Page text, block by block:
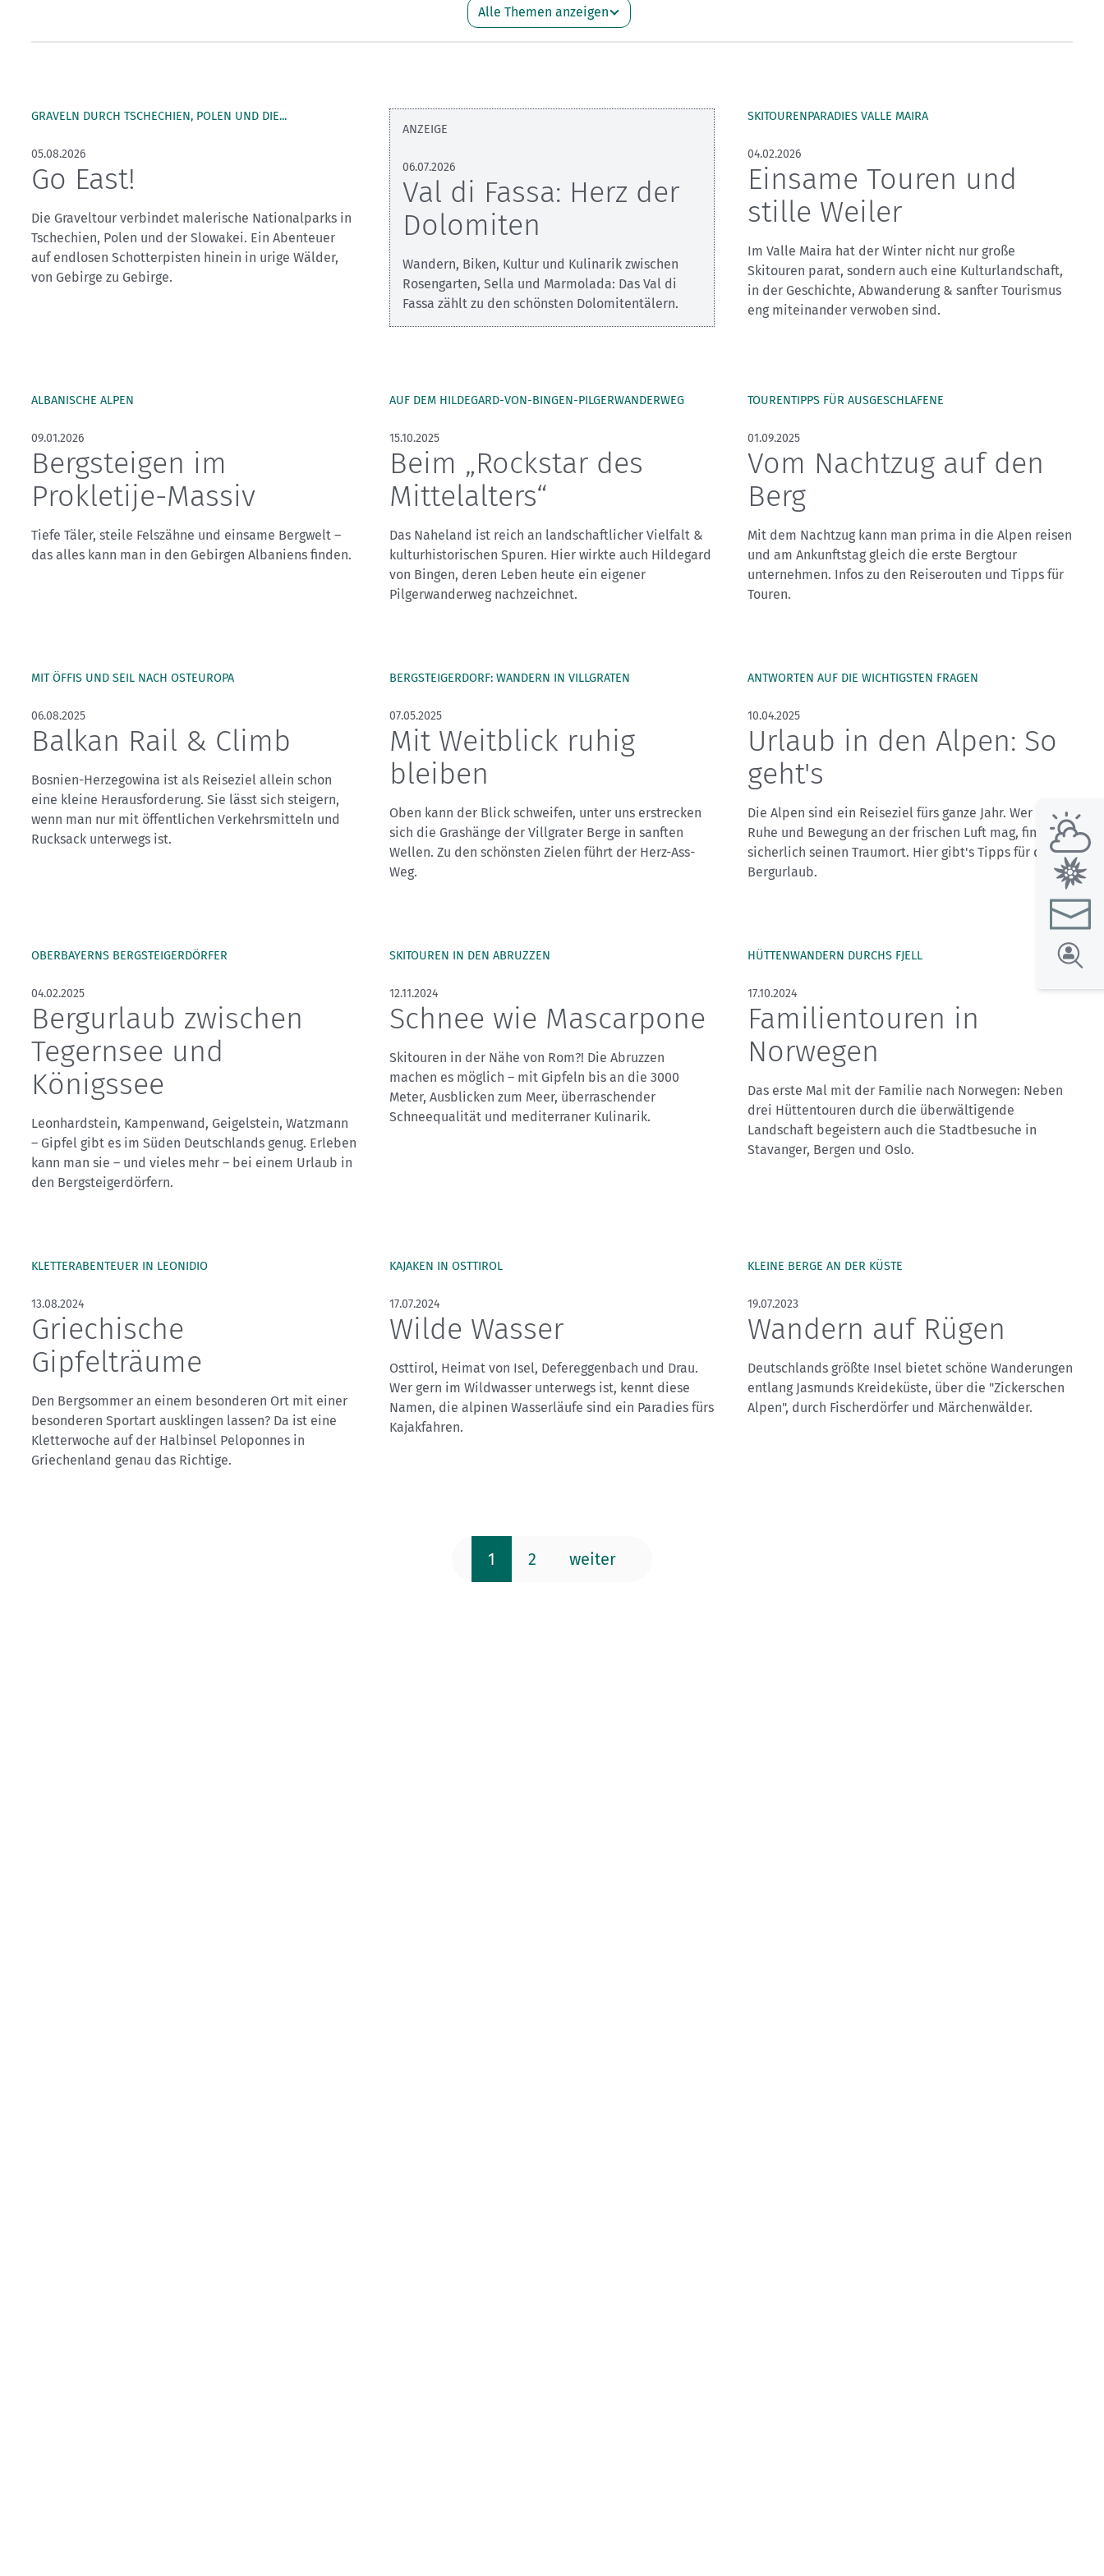
Wandern und Bergsteigen
Alle Themen anzeigen
GRAVELN DURCH TSCHECHIEN, POLEN UND DIE...
05.08.2026
Go East!
Die Graveltour verbindet malerische Nationalparks in
Tschechien, Polen und der Slowakei. Ein Abenteuer
auf endlosen Schotterpisten hinein in urige Wälder,
von Gebirge zu Gebirge.
ANZEIGE
06.07.2026
Val di Fassa: Herz der
Dolomiten
Wandern, Biken, Kultur und Kulinarik zwischen
Rosengarten, Sella und Marmolada: Das Val di
Fassa zählt zu den schönsten Dolomitentälern.
SKITOURENPARADIES VALLE MAIRA
04.02.2026
Einsame Touren und
stille Weiler
Im Valle Maira hat der Winter nicht nur große
Skitouren parat, sondern auch eine Kulturlandschaft,
in der Geschichte, Abwanderung & sanfter Tourismus
eng miteinander verwoben sind.
ALBANISCHE ALPEN
09.01.2026
Bergsteigen im
Prokletije-Massiv
Tiefe Täler, steile Felszähne und einsame Bergwelt –
das alles kann man in den Gebirgen Albaniens finden.
AUF DEM HILDEGARD-VON-BINGEN-PILGERWANDERWEG
15.10.2025
Beim „Rockstar des
Mittelalters“
Das Naheland ist reich an landschaftlicher Vielfalt &
kulturhistorischen Spuren. Hier wirkte auch Hildegard
von Bingen, deren Leben heute ein eigener
Pilgerwanderweg nachzeichnet.
TOURENTIPPS FÜR AUSGESCHLAFENE
01.09.2025
Vom Nachtzug auf den
Berg
Mit dem Nachtzug kann man prima in die Alpen reisen
und am Ankunftstag gleich die erste Bergtour
unternehmen. Infos zu den Reiserouten und Tipps für
Touren.
MIT ÖFFIS UND SEIL NACH OSTEUROPA
06.08.2025
Balkan Rail & Climb
Bosnien-Herzegowina ist als Reiseziel allein schon
eine kleine Herausforderung. Sie lässt sich steigern,
wenn man nur mit öffentlichen Verkehrsmitteln und
Rucksack unterwegs ist.
BERGSTEIGERDORF: WANDERN IN VILLGRATEN
07.05.2025
Mit Weitblick ruhig
bleiben
Oben kann der Blick schweifen, unter uns erstrecken
sich die Grashänge der Villgrater Berge in sanften
Wellen. Zu den schönsten Zielen führt der Herz-Ass-
Weg.
ANTWORTEN AUF DIE WICHTIGSTEN FRAGEN
10.04.2025
Urlaub in den Alpen: So
geht's
Die Alpen sind ein Reiseziel fürs ganze Jahr. Wer Natur,
Ruhe und Bewegung an der frischen Luft mag, findet
sicherlich seinen Traumort. Hier gibt's Tipps für den
Bergurlaub.
OBERBAYERNS BERGSTEIGERDÖRFER
04.02.2025
Bergurlaub zwischen
Tegernsee und
Königssee
Leonhardstein, Kampenwand, Geigelstein, Watzmann
– Gipfel gibt es im Süden Deutschlands genug. Erleben
kann man sie – und vieles mehr – bei einem Urlaub in
den Bergsteigerdörfern.
SKITOUREN IN DEN ABRUZZEN
12.11.2024
Schnee wie Mascarpone
Skitouren in der Nähe von Rom?! Die Abruzzen
machen es möglich – mit Gipfeln bis an die 3000
Meter, Ausblicken zum Meer, überraschender
Schneequalität und mediterraner Kulinarik.
HÜTTENWANDERN DURCHS FJELL
17.10.2024
Familientouren in
Norwegen
Das erste Mal mit der Familie nach Norwegen: Neben
drei Hüttentouren durch die überwältigende
Landschaft begeistern auch die Stadtbesuche in
Stavanger, Bergen und Oslo.
KLETTERABENTEUER IN LEONIDIO
13.08.2024
Griechische
Gipfelträume
Den Bergsommer an einem besonderen Ort mit einer
besonderen Sportart ausklingen lassen? Da ist eine
Kletterwoche auf der Halbinsel Peloponnes in
Griechenland genau das Richtige.
KAJAKEN IN OSTTIROL
17.07.2024
Wilde Wasser
Osttirol, Heimat von Isel, Defereggenbach und Drau.
Wer gern im Wildwasser unterwegs ist, kennt diese
Namen, die alpinen Wasserläufe sind ein Paradies fürs
Kajakfahren.
KLEINE BERGE AN DER KÜSTE
19.07.2023
Wandern auf Rügen
Deutschlands größte Insel bietet schöne Wanderungen
entlang Jasmunds Kreideküste, über die "Zickerschen
Alpen", durch Fischerdörfer und Märchenwälder.
1 2 weiter